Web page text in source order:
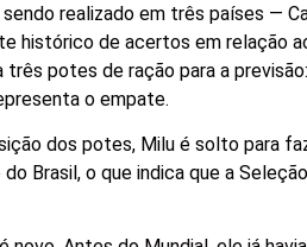
realizado em três países —
histórico de acertos em relação
potes de ração para a
o empate.
dos potes, Milu é solto para
Brasil, o que indica que a